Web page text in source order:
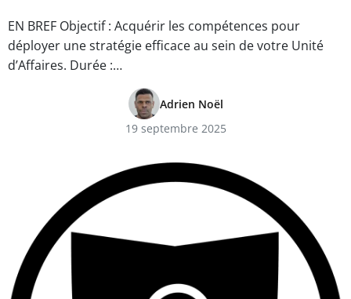
EN BREF Objectif : Acquérir les compétences pour
déployer une stratégie efficace au sein de votre Unité
d’Affaires. Durée :…
Adrien Noël
19 septembre 2025